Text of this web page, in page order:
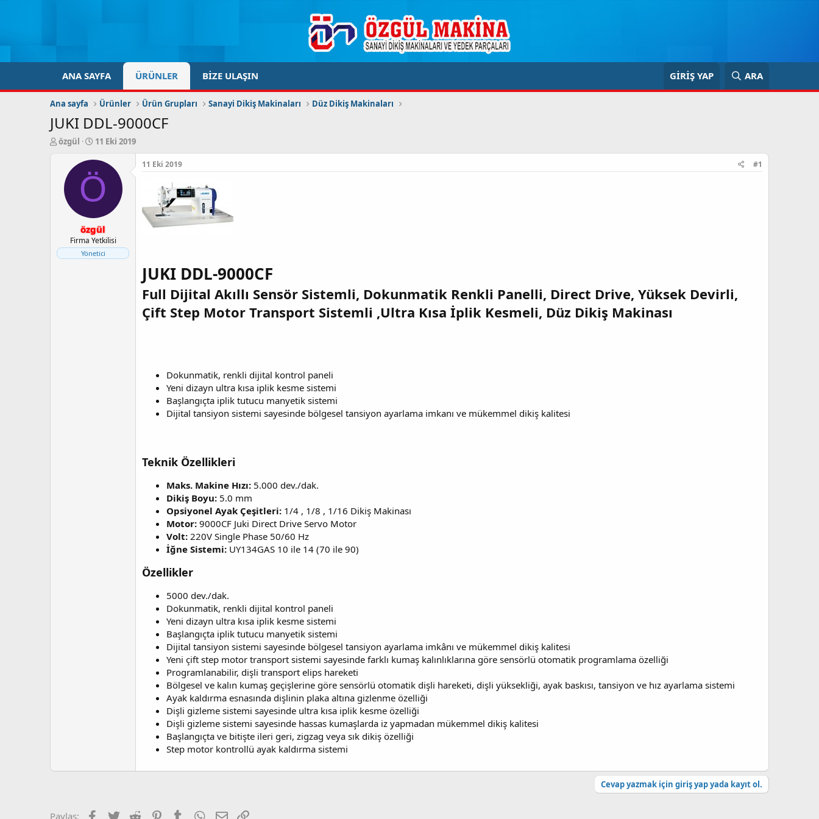
ANA SAYFA ÜRÜNLER BIZE ULAŞIN GIRIŞ YAP ARA
Ana sayfa Ürünler Ürün Grupları Sanayi Dikiş Makinaları Düz Dikiş Makinaları
JUKI DDL-9000CF
K
l
a
özgül
B
ş
l
a
n
ı
ç
t
a
r
11 Eki 2019
Ö
özgül
Firma Yetkilisi
Yönetici
11 Eki 2019 #1
JUKI DDL-9000CF
Full Dijital Akıllı Sensör Sistemli, Dokunmatik Renkli Panelli, Direct Drive, Yüksek Devirli,
Çift Step Motor Transport Sistemli ,Ultra Kısa İplik Kesmeli, Düz Dikiş Makinası
Dokunmatik, renkli dijital kontrol paneli
Yeni dizayn ultra kısa iplik kesme sistemi
Başlangıçta iplik tutucu manyetik sistemi
Dijital tansiyon sistemi sayesinde bölgesel tansiyon ayarlama imkanı ve mükemmel dikiş kalitesi
Teknik Özellikleri
Maks. Makine Hızı: 5.000 dev./dak.
Dikiş Boyu: 5.0 mm
Opsiyonel Ayak Çeşitleri: 1/4 , 1/8 , 1/16 Dikiş Makinası
Motor: 9000CF Juki Direct Drive Servo Motor
Volt: 220V Single Phase 50/60 Hz
İğne Sistemi: UY134GAS 10 ile 14 (70 ile 90)
Özellikler
5000 dev./dak.
Dokunmatik, renkli dijital kontrol paneli
Yeni dizayn ultra kısa iplik kesme sistemi
Başlangıçta iplik tutucu manyetik sistemi
Dijital tansiyon sistemi sayesinde bölgesel tansiyon ayarlama imkânı ve mükemmel dikiş kalitesi
Yeni çift step motor transport sistemi sayesinde farklı kumaş kalınlıklarına göre sensörlü otomatik programlama özelliği
Programlanabilir, dişli transport elips hareketi
Bölgesel ve kalın kumaş geçişlerine göre sensörlü otomatik dişli hareketi, dişli yüksekliği, ayak baskısı, tansiyon ve hız ayarlama sistemi
Ayak kaldırma esnasında dişlinin plaka altına gizlenme özelliği
Dişli gizleme sistemi sayesinde ultra kısa iplik kesme özelliği
Dişli gizleme sistemi sayesinde hassas kumaşlarda iz yapmadan mükemmel dikiş kalitesi
Başlangıçta ve bitişte ileri geri, zigzag veya sık dikiş özelliği
Step motor kontrollü ayak kaldırma sistemi
Cevap yazmak için giriş yap yada kayıt ol.
Paylaş: Facebook
Twitter Reddit PinterestTumblr WhatsApp
E-posta